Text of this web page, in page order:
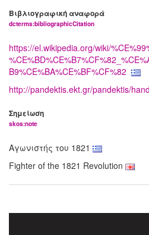
Βιβλιογραφική αναφορά
dcterms:bibliographicCitation
https://el.wikipedia.org/wiki/
B9%CE%BA%CE%BF%CF%82
http://pandektis.ekt.gr/pandektis/
Σημείωση
skos:note
Αγωνιστής του 1821
Fighter of the 1821 Revolution